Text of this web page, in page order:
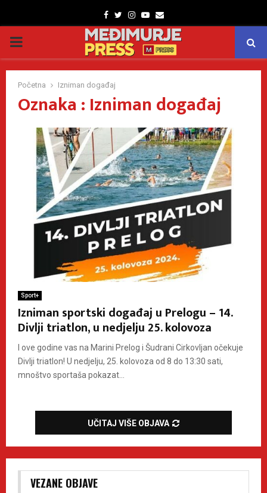
Facebook
TwitterInstagram
Youtube
Email
PRIMARY
MENU
Početna Izniman događaj
Oznaka : Izniman događaj
Sport+
Izniman sportski događaj u Prelogu – 14.
Divlji triatlon, u nedjelju 25. kolovoza
I ove godine vas na Marini Prelog i Šudrani Cirkovljan očekuje
Divlji triatlon! U nedjelju, 25. kolovoza od 8 do 13:30 sati,
mnoštvo sportaša pokazat...
UČITAJ VIŠE OBJAVA
VEZANE OBJAVE